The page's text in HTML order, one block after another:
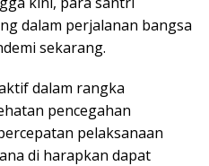
dalam perjalanan bangsa
sekarang.
dalam rangka
pencegahan
pelaksanaan
di harapkan dapat